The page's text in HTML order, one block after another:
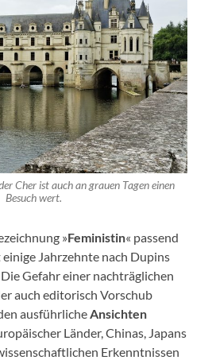
Cher ist auch an grauen Tagen einen
Besuch wert.
»Feministin« passend
Jahrzehnte nach Dupins
Gefahr einer nachträglichen
auch editorisch Vorschub
ausführliche Ansichten
Länder, Chinas, Japans
Erkenntnissen